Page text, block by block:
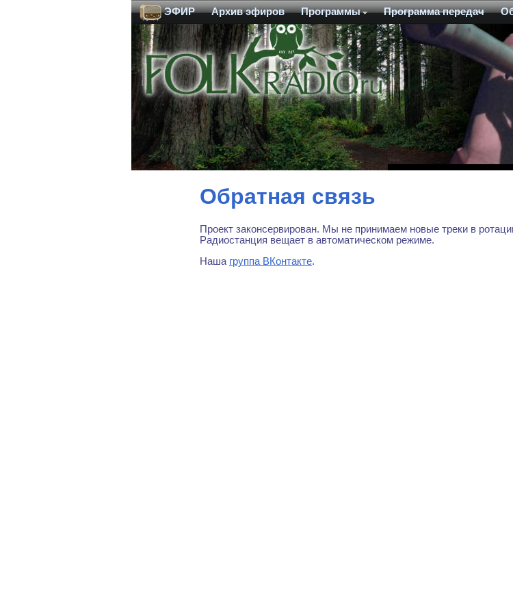
ЭФИР Архив эфиров Программы Программа передач
Обратная связь
Проект законсервирован. Мы не принимаем новые треки в
Радиостанция вещает в автоматическом режиме.
Наша группа ВКонтакте.